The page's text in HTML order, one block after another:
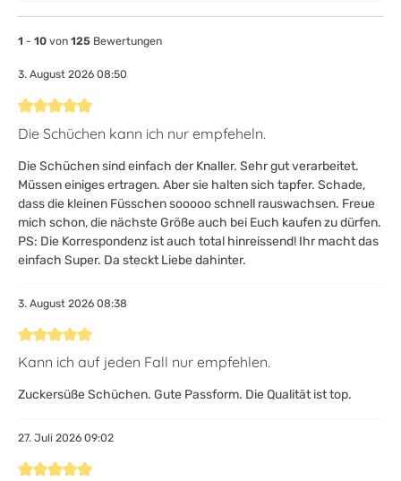
1 - 10 von 125 Bewertungen
3. August 2026 08:50
Bewertung mit 5 von 5 Sternen
Die Schüchen kann ich nur empfeheln.
Die Schüchen sind einfach der Knaller. Sehr gut verarbeitet.
Müssen einiges ertragen. Aber sie halten sich tapfer. Schade,
dass die kleinen Füsschen sooooo schnell rauswachsen. Freue
mich schon, die nächste Größe auch bei Euch kaufen zu dürfen.
PS: Die Korrespondenz ist auch total hinreissend! Ihr macht das
einfach Super. Da steckt Liebe dahinter.
3. August 2026 08:38
Bewertung mit 5 von 5 Sternen
Kann ich auf jeden Fall nur empfehlen.
Zuckersüße Schüchen. Gute Passform. Die Qualität ist top.
27. Juli 2026 09:02